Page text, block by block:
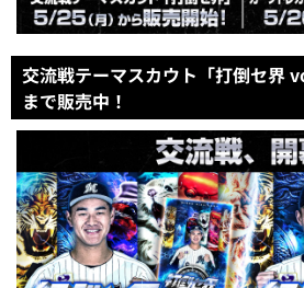
交流戦テーマスカウト「打倒セ界
まで販売中！